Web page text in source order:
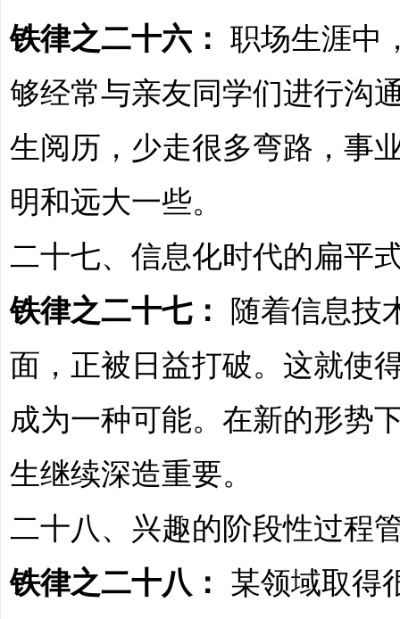
铁律之二十六： 职场生涯中
够经常与亲友同学们进行沟
生阅历，少走很多弯路，事
明和远大一些。
二十七、信息化时代的扁平
铁律之二十七：
随着信息技
面，正被日益打破。这就使
成为一种可能。在新的形势
生继续深造重要。
二十八、兴趣的阶段性过程
铁律之二十八：
某领域取得